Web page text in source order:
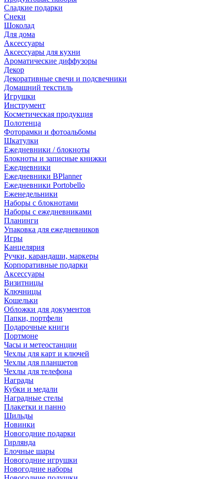
Сладкие подарки
Снеки
Шоколад
Для дома
Аксессуары
Аксессуары для кухни
Ароматические диффузоры
Декор
Декоративные свечи и подсвечники
Домашний текстиль
Игрушки
Инструмент
Косметическая продукция
Полотенца
Фоторамки и фотоальбомы
Шкатулки
Ежедневники / блокноты
Блокноты и записные книжки
Ежедневники
Ежедневники BPlanner
Ежедневники Portobello
Еженедельники
Наборы с блокнотами
Наборы с ежедневниками
Планинги
Упаковка для ежедневников
Игры
Канцелярия
Ручки, карандаши, маркеры
Корпоративные подарки
Аксессуары
Визитницы
Ключницы
Кошельки
Обложки для документов
Папки, портфели
Подарочные книги
Портмоне
Часы и метеостанции
Чехлы для карт и ключей
Чехлы для планшетов
Чехлы для телефона
Награды
Кубки и медали
Наградные стелы
Плакетки и панно
Шильды
Новинки
Новогодние подарки
Гирлянда
Елочные шары
Новогодние игрушки
Новогодние наборы